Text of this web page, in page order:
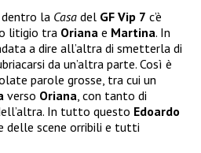
dentro la Casa del GF Vip 7 c’è
litigio tra Oriana e Martina. In
a dire all’altra di smetterla di
da un’altra parte. Così è
parole grosse, tra cui un
verso Oriana, con tanto di
In tutto questo Edoardo
delle scene orribili e tutti